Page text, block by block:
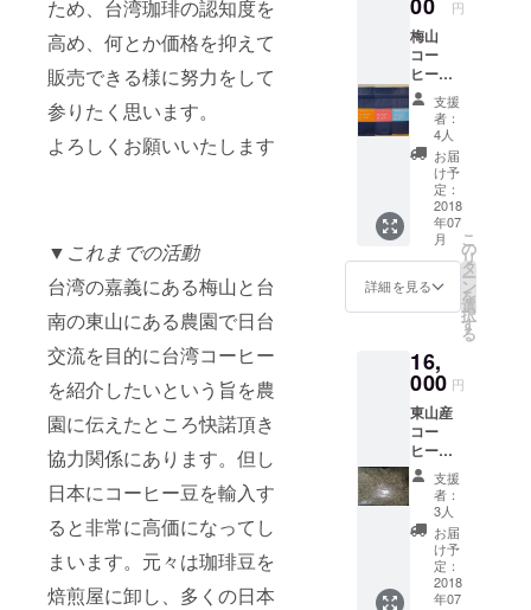
ため、台湾珈琲の認知度を
高め、何とか価格を抑えて
販売できる様に努力をして
参りたく思います。
よろしくお願いいたします
▼ これまでの活動
台湾の嘉義にある梅山と台
南の東山にある農園で日台
交流を目的に台湾コーヒー
を紹介したいという旨を農
園に伝えたところ快諾頂き
協力関係にあります。但し
日本にコーヒー豆を輸入す
ると非常に高価になってし
まいます。元々は珈琲豆を
焙煎屋に卸し、多くの日本
で飲み
疲れを
しませ
ん。酸
味はあ
まり感
じませ
ん。
落ちて
しまい
泥まみ
れに
なって
しまう
為、収
穫でき
ない年
もあ
り、収
穫量も
少ない
為、幻
のお茶
す。台
湾でも
飲んだ
事がな
い人が
多いの
です
が、林
百貨店
という
老舗の
百貨店
では唯
円
梅山
コー
ヒー８
０g &
東山
コー
ヒー８
０g 東
山と梅
山は台
湾の山
地型の
コー
ヒーで
す。 ●
山地
南投、
雲林、
嘉義、
台南地
区 味の
特徴…
香りや
味の特
徴とし
て、フ
ローラ
ルでお
茶のよ
うな味
支援
者：
4人
お届
け予
定：
2018
年07
月
詳細を見る
こ
の
リ
タ
ー
ン
を
選
択
す
る
16,
000 円
東山産
コー
ヒー生
豆１０
kg 【コ
コがポ
イント
〓！】
自然農
法で栽
支援
者：
3人
お届
け予
定：
2018
年07